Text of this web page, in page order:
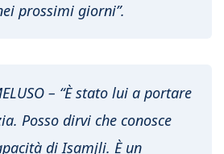
prossimi giorni”.
– “È stato lui a portare
Posso dirvi che conosce
di Isamjli. È un